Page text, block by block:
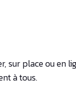
sur place ou en
à tous.